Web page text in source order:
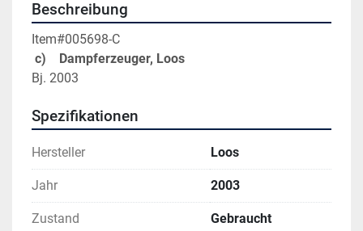
Beschreibung
Item#005698-C
c)    Dampferzeuger, Loos
Bj. 2003
Spezifikationen
Hersteller Loos
Jahr 2003
Zustand Gebraucht